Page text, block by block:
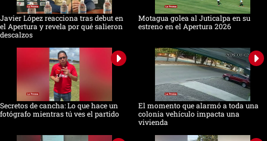
Javier López reacciona tras debut en
el Apertura y revela por qué salieron
descalzos
Motagua golea al Juticalpa en su
estreno en el Apertura 2026
Secretos de cancha: Lo que hace un
fotógrafo mientras tú ves el partido
El momento que alarmó a toda una
colonia vehículo impacta una
vivienda